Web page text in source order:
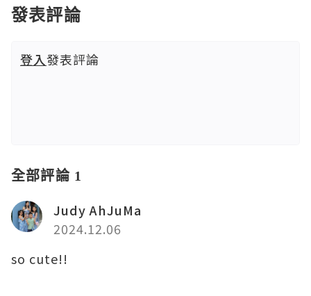
發表評論
登入發表評論
全部評論 1
Judy AhJuMa
2024.12.06
so cute!!